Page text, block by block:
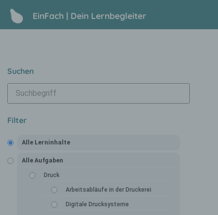
EinFach | Dein Lernbegleiter
Suchen
Filter
Alle Lerninhalte
Alle Aufgaben
Druck
Arbeitsabläufe in der Druckerei
Digitale Drucksysteme